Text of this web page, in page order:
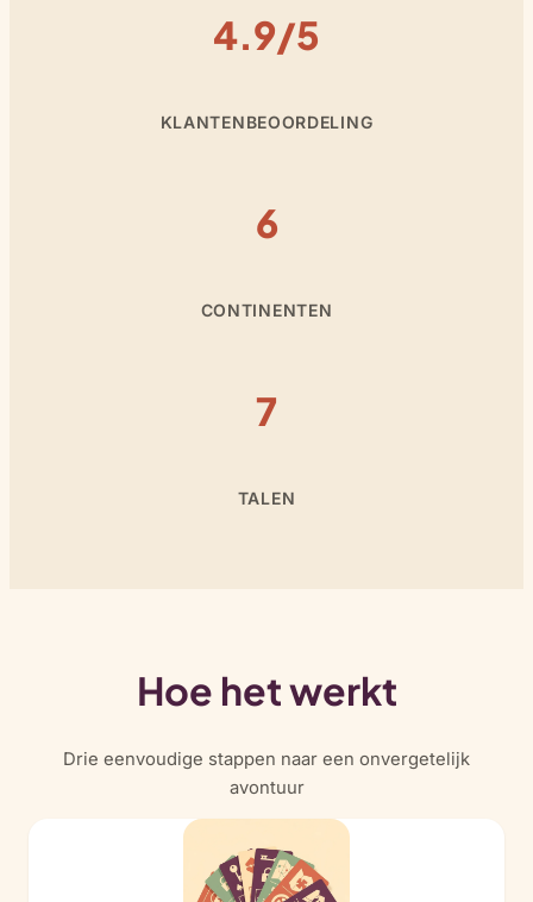
4.9/5
KLANTENBEOORDELING
6
CONTINENTEN
7
TALEN
Hoe het werkt
Drie eenvoudige stappen naar een onvergetelijk
avontuur